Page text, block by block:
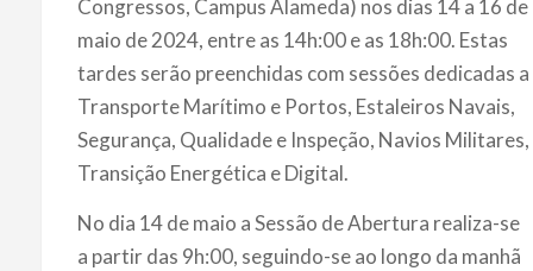
Congressos, Campus Alameda) nos dias 14 a 16 de
maio de 2024, entre as 14h:00 e as 18h:00. Estas
tardes serão preenchidas com sessões dedicadas a
Transporte Marítimo e Portos, Estaleiros Navais,
Segurança, Qualidade e Inspeção, Navios Militares,
Transição Energética e Digital.
No dia 14 de maio a Sessão de Abertura realiza-se
a partir das 9h:00, seguindo-se ao longo da manhã